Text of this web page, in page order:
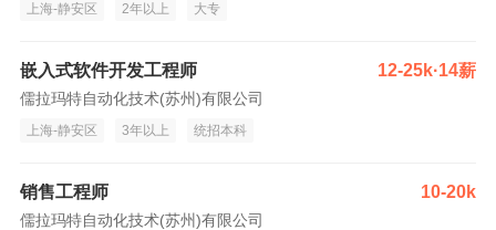
上海-静安区 2年以上 大专
嵌入式软件开发工程师 12-25k·14薪
儒拉玛特自动化技术(苏州)有限公司
上海-静安区 3年以上 统招本科
销售工程师 10-20k
儒拉玛特自动化技术(苏州)有限公司